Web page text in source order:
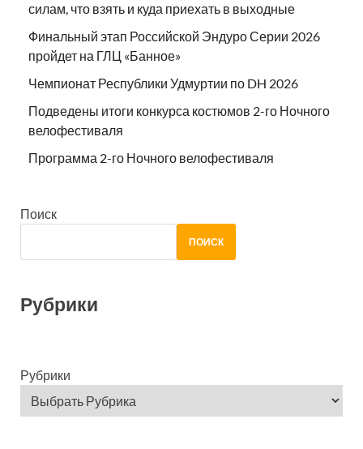
силам, что взять и куда приехать в выходные
Финальный этап Российской Эндуро Серии 2026
пройдет на ГЛЦ «Банное»
Чемпионат Республики Удмуртии по DH 2026
Подведены итоги конкурса костюмов 2-го Ночного
велофестиваля
Программа 2-го Ночного велофестиваля
Поиск
ПОИСК
Рубрики
Рубрики